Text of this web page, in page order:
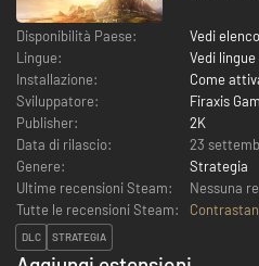
Disponibilità Paese:
Vedi elenco
Lingue:
Vedi
Installazione:
Come
Sviluppatore:
Firaxis
Publisher:
2K
Data di rilascio:
23
Genere:
Strategia
Ultime recensioni Steam:
Nessuna
Tutte le recensioni Steam:
DLC STRATEGIA